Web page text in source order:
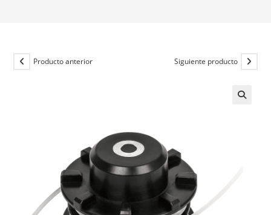
Producto anterior Siguiente producto